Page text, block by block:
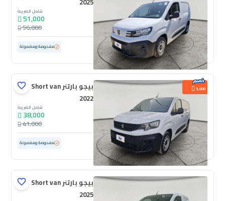
شامل الضريبة
51,000
56,000
مستعملة 6,293 كم ممشى قليل مفحوصة ومضمونة
3,000
بيجو بارتنر Short van
2022
شامل الضريبة
38,000
41,000
مستعملة 96,665 كم مفحوصة ومضمونة
بيجو بارتنر Short van
2025